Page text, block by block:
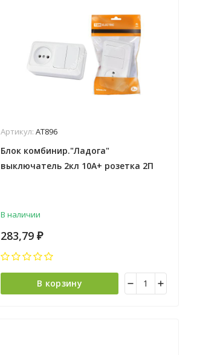
Артикул:АТ896
Блок комбинир."Ладога"
выключатель 2кл 10А+ розетка 2П
В наличии
283,79₽
В корзину